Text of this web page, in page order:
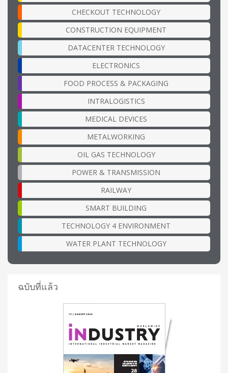
CHECKOUT TECHNOLOGY
CONSTRUCTION EQUIPMENT
DATACENTER TECHNOLOGY
ELECTRONICS
FOOD PROCESS & PACKAGING
INTRALOGISTICS
MEDICAL DEVICES
METALWORKING
OIL GAS TECHNOLOGY
POWER & TRANSMISSION
RAILWAY
SMART BUILDING
TECHNOLOGY 4 ENVIRONMENT
WATER PLANT TECHNOLOGY
ฉบับที่แล้ว